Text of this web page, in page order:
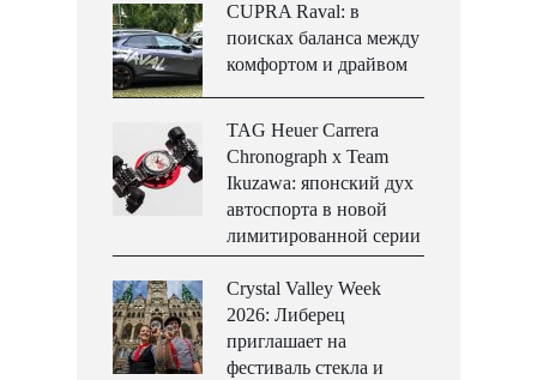
CUPRA Raval: в
поисках баланса между
комфортом и драйвом
TAG Heuer Carrera
Chronograph x Team
Ikuzawa: японский дух
автоспорта в новой
лимитированной серии
Crystal Valley Week
2026: Либерец
приглашает на
фестиваль стекла и